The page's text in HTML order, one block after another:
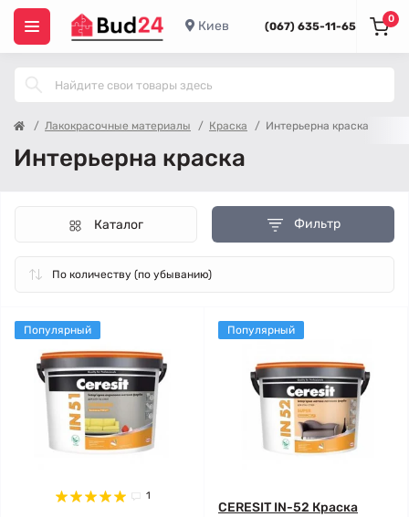
Киев (067) 635-11-65
0
Лакокрасочные материалы Краска Интерьерна краска
Интерьерна краска
Фильтр
Каталог
Популярный
1
Популярный
CERESIT IN-52 Краска